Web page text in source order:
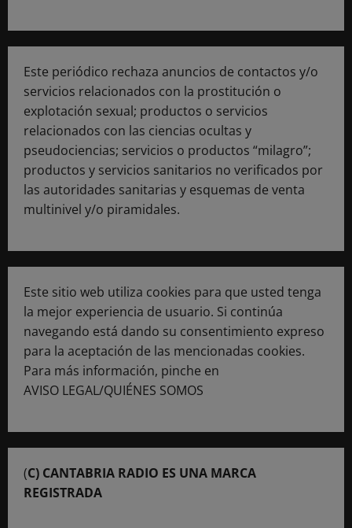
Este periódico rechaza anuncios de contactos y/o
servicios relacionados con la prostitución o
explotación sexual; productos o servicios
relacionados con las ciencias ocultas y
pseudociencias; servicios o productos “milagro”;
productos y servicios sanitarios no verificados por
las autoridades sanitarias y esquemas de venta
multinivel y/o piramidales.
Este sitio web utiliza cookies para que usted tenga
la mejor experiencia de usuario. Si continúa
navegando está dando su consentimiento expreso
para la aceptación de las mencionadas cookies.
Para más información, pinche en
AVISO LEGAL/QUIÉNES SOMOS
(C) CANTABRIA RADIO ES UNA MARCA
REGISTRADA